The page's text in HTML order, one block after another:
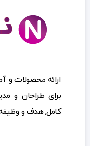
ارائه محصولات و
برای طراحان و
کامل, هدف و وظیفه